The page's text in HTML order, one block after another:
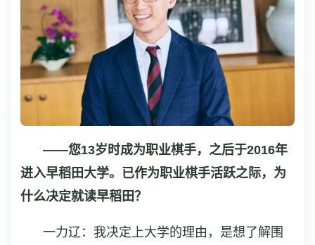
——您13岁时成为职业棋手，之后于2016年
进入早稻田大学。已作为职业棋手活跃之际，为
什么决定就读早稻田？
一力辽：我决定上大学的理由，是想了解围